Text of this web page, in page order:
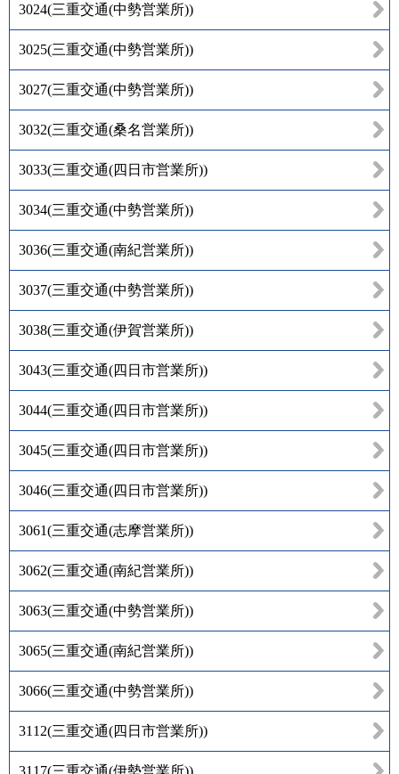
3024(三重交通(中勢営業所))
3025(三重交通(中勢営業所))
3027(三重交通(中勢営業所))
3032(三重交通(桑名営業所))
3033(三重交通(四日市営業所))
3034(三重交通(中勢営業所))
3036(三重交通(南紀営業所))
3037(三重交通(中勢営業所))
3038(三重交通(伊賀営業所))
3043(三重交通(四日市営業所))
3044(三重交通(四日市営業所))
3045(三重交通(四日市営業所))
3046(三重交通(四日市営業所))
3061(三重交通(志摩営業所))
3062(三重交通(南紀営業所))
3063(三重交通(中勢営業所))
3065(三重交通(南紀営業所))
3066(三重交通(中勢営業所))
3112(三重交通(四日市営業所))
3117(三重交通(伊勢営業所))